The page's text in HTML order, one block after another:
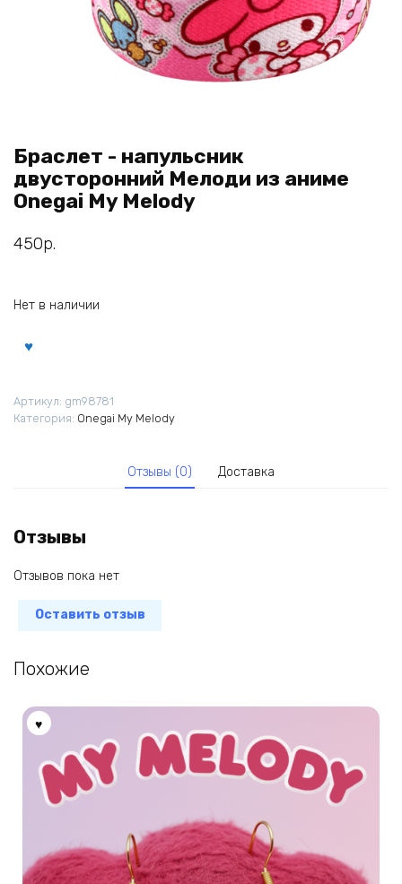
Браслет - напульсник
двусторонний Мелоди из аниме
Onegai My Melody
450р.
Нет в наличии
Артикул: gm98781
Категория: Onegai My Melody
Отзывы (0) Доставка
Отзывы
Отзывов пока нет
Оставить отзыв
Похожие